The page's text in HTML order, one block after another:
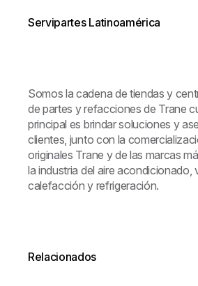
Servipartes Latinoamérica
Somos la cadena de tiendas y
de partes y refacciones de Trane
principal es brindar soluciones y
clientes, junto con la
originales Trane y de las marcas
la industria del aire acondicionado,
calefacción y refrigeración.
Relacionados